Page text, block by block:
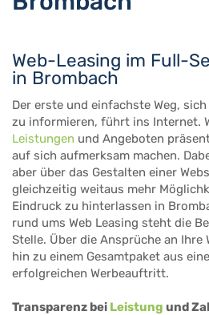
Web-Leasing im Full-
in Brombach
Der erste und einfachste Weg,
zu informieren, führt ins Internet.
Leistungen und Angeboten
auf sich aufmerksam machen.
aber über das Gestalten einer
gleichzeitig weitaus mehr
Eindruck zu hinterlassen in
rund ums Web Leasing steht die
Stelle. Über die Ansprüche an Ihre
hin zu einem Gesamtpaket aus
erfolgreichen Werbeauftritt.
Transparenz bei Leistung und